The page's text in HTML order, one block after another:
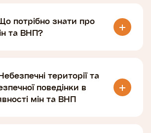
потрібно знати про
та ВНП?
території та
поведінки в
мін та ВНП